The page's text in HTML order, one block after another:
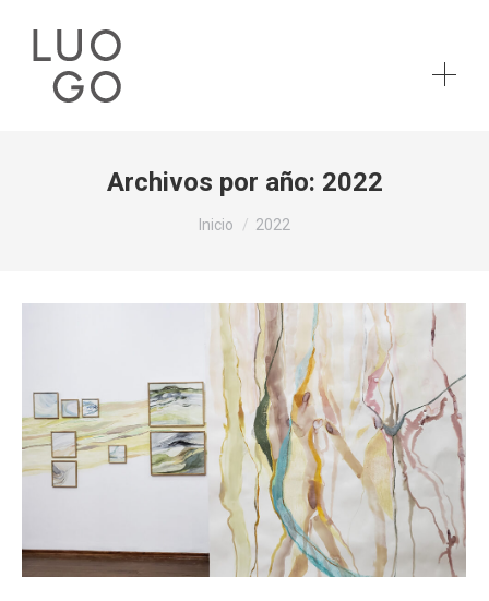
Archivos por año: 2022
Estás aquí:
Inicio 2022